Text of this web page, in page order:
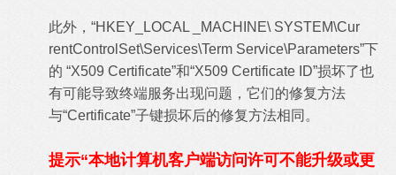
此外，“HKEY_LOCAL _MACHINE\ SYSTEM\Cur
rentControlSet\Services\Term Service\Parameters”下
的 “X509 Certificate”和“X509 Certificate ID”损坏了也
有可能导致终端服务出现问题，它们的修复方法
与“Certificate”子键损坏后的修复方法相同。
提示“本地计算机客户端访问许可不能升级或更